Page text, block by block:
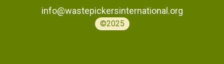
info@wastepickersinternational.org
©2025